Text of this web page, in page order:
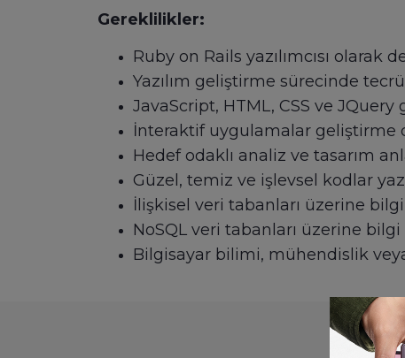
Gereklilikler:
Ruby on Rails yazılımcısı olarak
Yazılım geliştirme sürecinde
JavaScript, HTML, CSS ve
İnteraktif uygulamalar geliştirme
Hedef odaklı analiz ve tasarım
Güzel, temiz ve işlevsel kodlar
İlişkisel veri tabanları üzerine
NoSQL veri tabanları üzerine
Bilgisayar bilimi, mühendislik